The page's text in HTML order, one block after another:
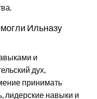
Ильназу
и
дух,
принимать
лидерские навыки и